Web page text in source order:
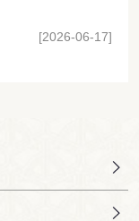
[2026-06-17]